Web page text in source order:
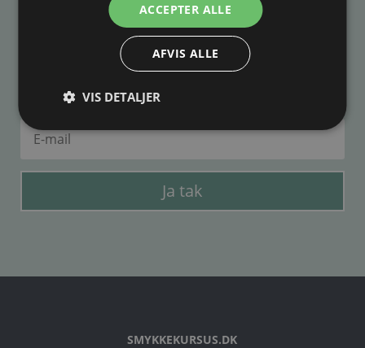
BS! Du tilmelder dig IKKE et kursus ved at indtaste din e-mail
Ja tak
SMYKKEKURSUS.DK
ACCEPTER ALLE
AFVIS ALLE
VIS DETALJER